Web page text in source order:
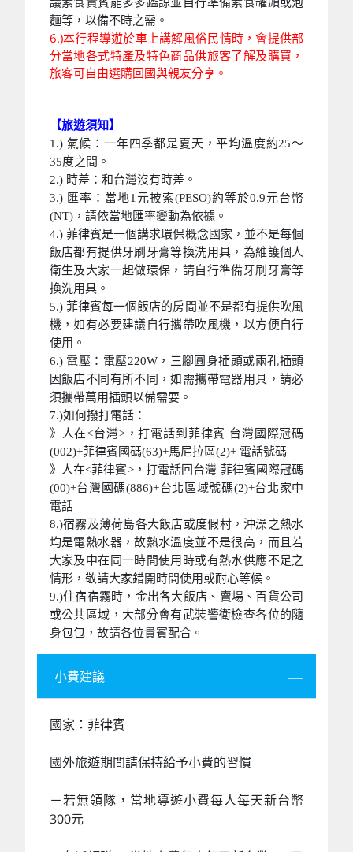
議素食貴賓能多多鑑諒並自行準備素食罐頭或泡
麵等，以備不時之需。
6.)本行程導遊於車上講解風俗民情時，會提供部
分當地各式特產及特色商品供旅客了解及購買，
旅客可自由選購回國與親友分享。
【旅遊須知】
1.) 氣候：一年四季都是夏天，平均溫度約25～
35度之間。
2.) 時差：和台灣沒有時差。
3.) 匯率：當地1元披索(PESO)約等於0.9元台幣
(NT)，請依當地匯率變動為依據。
4.) 菲律賓是一個講求環保概念國家，並不是每個
飯店都有提供牙刷牙膏等換洗用具，為維護個人
衛生及大家一起做環保，請自行準備牙刷牙膏等
換洗用具。
5.) 菲律賓每一個飯店的房間並不是都有提供吹風
機，如有必要建議自行攜帶吹風機，以方便自行
使用。
6.) 電壓：電壓220W，三腳圓身插頭或兩孔插頭
因飯店不同有所不同，如需攜帶電器用具，請必
須攜帶萬用插頭以備需要。
7.)如何撥打電話：
》人在<台灣>，打電話到菲律賓 台灣國際冠碼
(002)+菲律賓國碼(63)+馬尼拉區(2)+ 電話號碼
》人在<菲律賓>，打電話回台灣 菲律賓國際冠碼
(00)+台灣國碼(886)+台北區域號碼(2)+台北家中
電話
8.)宿霧及薄荷島各大飯店或度假村，沖澡之熱水
均是電熱水器，故熱水溫度並不是很高，而且若
大家及中在同一時間使用時或有熱水供應不足之
情形，敬請大家錯開時間使用或耐心等候。
9.)住宿宿霧時，金出各大飯店、賣場、百貨公司
或公共區域，大部分會有武裝警衛檢查各位的隨
身包包，故請各位貴賓配合。
小費建議
國家：菲律賓
國外旅遊期間請保持給予小費的習慣
－若無領隊，當地導遊小費每人每天新台幣
300元